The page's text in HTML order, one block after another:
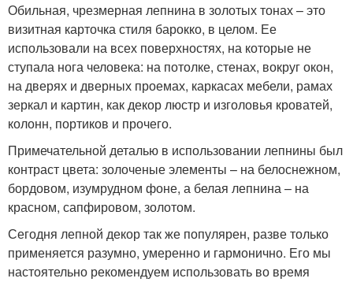
Обильная, чрезмерная лепнина в золотых тонах – это
визитная карточка стиля барокко, в целом. Ее
использовали на всех поверхностях, на которые не
ступала нога человека: на потолке, стенах, вокруг окон,
на дверях и дверных проемах, каркасах мебели, рамах
зеркал и картин, как декор люстр и изголовья кроватей,
колонн, портиков и прочего.
Примечательной деталью в использовании лепнины был
контраст цвета: золоченые элементы – на белоснежном,
бордовом, изумрудном фоне, а белая лепнина – на
красном, сапфировом, золотом.
Сегодня лепной декор так же популярен, разве только
применяется разумно, умеренно и гармонично. Его мы
настоятельно рекомендуем использовать во время